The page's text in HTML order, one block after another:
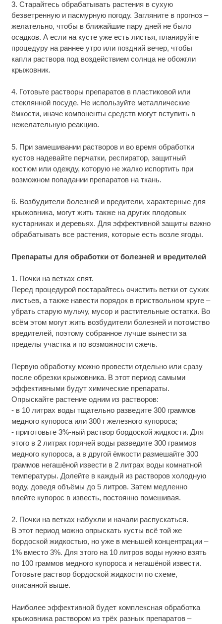
3. Старайтесь обрабатывать растения в сухую
безветренную и пасмурную погоду. Загляните в прогноз –
желательно, чтобы в ближайшие пару дней не было
осадков. А если на кусте уже есть листья, планируйте
процедуру на раннее утро или поздний вечер, чтобы
капли раствора под воздействием солнца не обожгли
крыжовник.
4. Готовьте растворы препаратов в пластиковой или
стеклянной посуде. Не используйте металлические
ёмкости, иначе компоненты средств могут вступить в
нежелательную реакцию.
5. При замешивании растворов и во время обработки
кустов надевайте перчатки, респиратор, защитный
костюм или одежду, которую не жалко испортить при
возможном попадании препаратов на ткань.
6. Возбудители болезней и вредители, характерные для
крыжовника, могут жить также на других плодовых
кустарниках и деревьях. Для эффективной защиты важно
обрабатывать все растения, которые есть возле ягоды.
Препараты для обработки от болезней и вредителей
1. Почки на ветках спят.
Перед процедурой постарайтесь очистить ветки от сухих
листьев, а также навести порядок в приствольном круге –
убрать старую мульчу, мусор и растительные остатки. Во
всём этом могут жить возбудители болезней и потомство
вредителей, поэтому собранное лучше вынести за
пределы участка и по возможности сжечь.
Первую обработку можно провести отдельно или сразу
после обрезки крыжовника. В этот период самыми
эффективными будут химические препараты.
Опрыскайте растение одним из растворов:
- в 10 литрах воды тщательно разведите 300 граммов
медного купороса или 300 г железного купороса;
- приготовьте 3%-ный раствор бордоской жидкости. Для
этого в 2 литрах горячей воды разведите 300 граммов
медного купороса, а в другой ёмкости размешайте 300
граммов негашёной извести в 2 литрах воды комнатной
температуры. Долейте в каждый из растворов холодную
воду, доведя объёмы до 5 литров. Затем медленно
влейте купорос в известь, постоянно помешивая.
2. Почки на ветках набухли и начали распускаться.
В этот период можно опрыскать кусты всё той же
бордоской жидкостью, но уже в меньшей концентрации –
1% вместо 3%. Для этого на 10 литров воды нужно взять
по 100 граммов медного купороса и негашёной извести.
Готовьте раствор бордоской жидкости по схеме,
описанной выше.
Наиболее эффективной будет комплексная обработка
крыжовника раствором из трёх разных препаратов –